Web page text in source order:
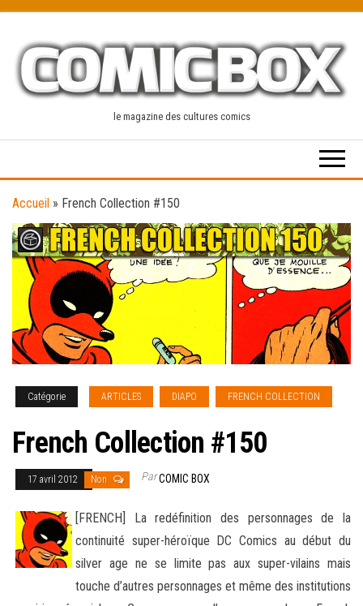
content
le magazine des cultures comics
Accueil » French Collection #150
Catégorie ARTICLES DIAPO FRENCH COLLECTION
French Collection #150
17 avril 2012 Non ParCOMIC BOX
[FRENCH] La redéfinition des personnages de la
continuité super-héroïque DC Comics au début du
silver age ne se limite pas aux super-vilains mais
touche d’autres personnages et même des institutions